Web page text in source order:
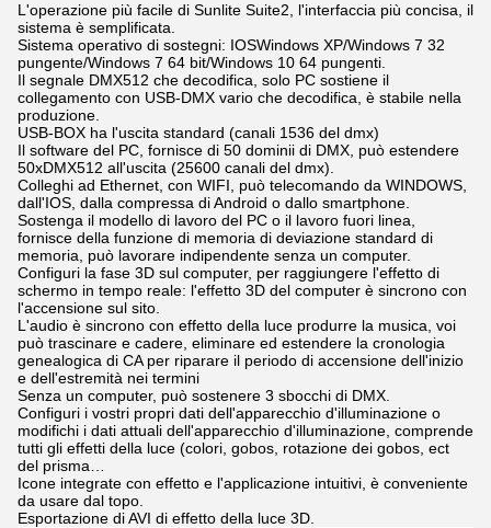
L'operazione più facile di Sunlite Suite2, l'interfaccia più concisa, il
sistema è semplificata.
Sistema operativo di sostegni: IOSWindows XP/Windows 7 32
pungente/Windows 7 64 bit/Windows 10 64 pungenti.
Il segnale DMX512 che decodifica, solo PC sostiene il
collegamento con USB-DMX vario che decodifica, è stabile nella
produzione.
USB-BOX ha l'uscita standard (canali 1536 del dmx)
Il software del PC, fornisce di 50 dominii di DMX, può estendere
50xDMX512 all'uscita (25600 canali del dmx).
Colleghi ad Ethernet, con WIFI, può telecomando da WINDOWS,
dall'IOS, dalla compressa di Android o dallo smartphone.
Sostenga il modello di lavoro del PC o il lavoro fuori linea,
fornisce della funzione di memoria di deviazione standard di
memoria, può lavorare indipendente senza un computer.
Configuri la fase 3D sul computer, per raggiungere l'effetto di
schermo in tempo reale: l'effetto 3D del computer è sincrono con
l'accensione sul sito.
L'audio è sincrono con effetto della luce produrre la musica, voi
può trascinare e cadere, eliminare ed estendere la cronologia
genealogica di CA per riparare il periodo di accensione dell'inizio
e dell'estremità nei termini
Senza un computer, può sostenere 3 sbocchi di DMX.
Configuri i vostri propri dati dell'apparecchio d'illuminazione o
modifichi i dati attuali dell'apparecchio d'illuminazione, comprende
tutti gli effetti della luce (colori, gobos, rotazione dei gobos, ect
del prisma…
Icone integrate con effetto e l'applicazione intuitivi, è conveniente
da usare dal topo.
Esportazione di AVI di effetto della luce 3D.